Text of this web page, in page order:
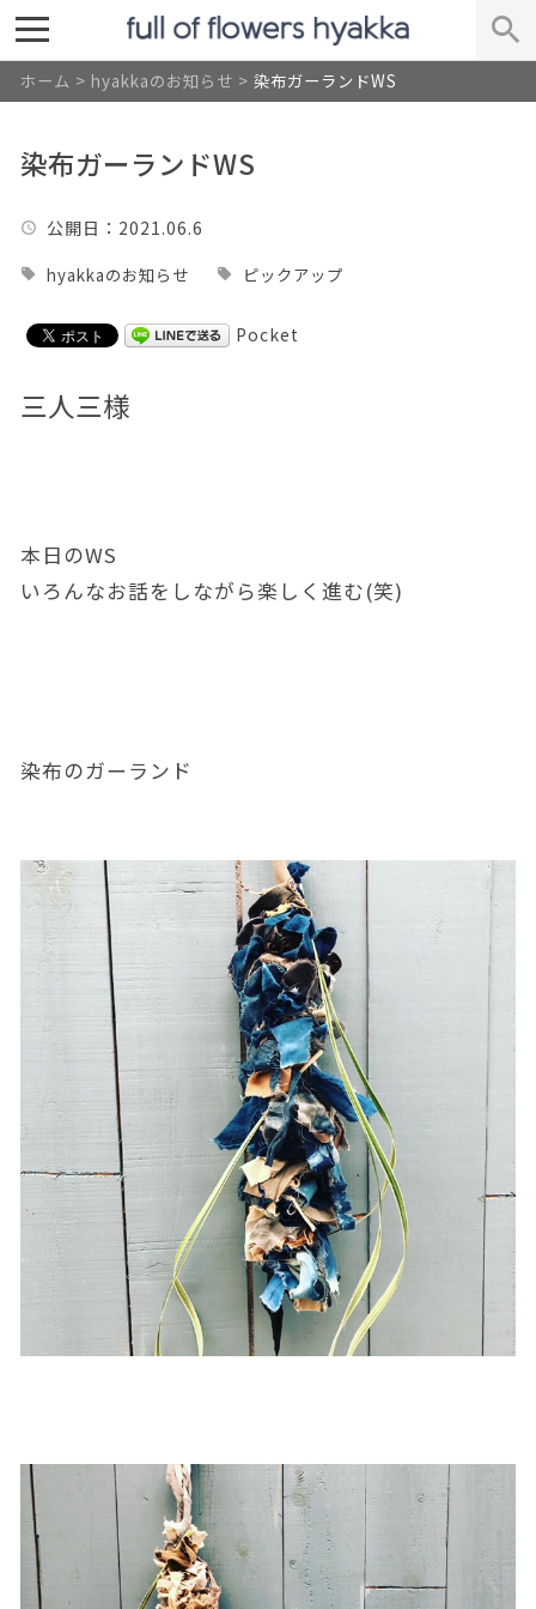
ホーム > hyakkaのお知らせ > 染布ガーランドWS
染布ガーランドWS
公開日 ：2021.06.6
hyakkaのお知らせ ピックアップ
Pocket
三人三様
本日のWS
いろんなお話をしながら楽しく進む(笑)
染布のガーランド